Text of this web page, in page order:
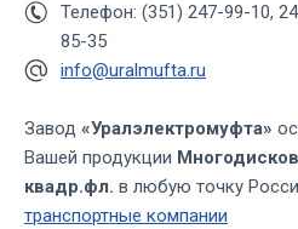
Телефон: (351) 247-99-10,
85-35
info@uralmufta.ru
Завод «Уралэлектромуфта»
Вашей продукции
квадр.фл. в любую точку
транспортные компании